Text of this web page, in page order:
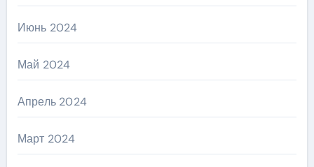
Июнь 2024
Май 2024
Апрель 2024
Март 2024